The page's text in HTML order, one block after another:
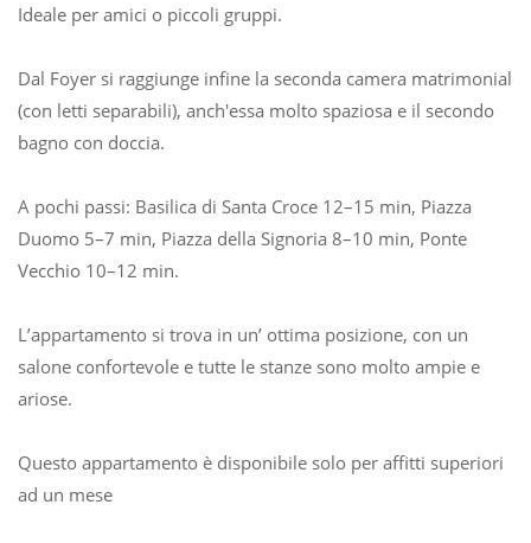
Ideale per amici o piccoli gruppi.
Dal Foyer si raggiunge infine la seconda camera matrimoniale
(con letti separabili), anch'essa molto spaziosa e il secondo
bagno con doccia.
A pochi passi: Basilica di Santa Croce 12–15 min, Piazza
Duomo 5–7 min, Piazza della Signoria 8–10 min, Ponte
Vecchio 10–12 min.
L’appartamento si trova in un’ ottima posizione, con un
salone confortevole e tutte le stanze sono molto ampie e
ariose.
Questo appartamento è disponibile solo per affitti superiori
ad un mese